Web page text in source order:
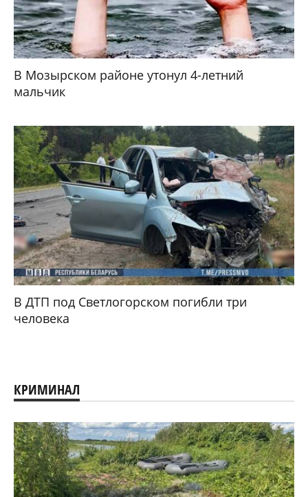
В Мозырском районе утонул 4-летний
мальчик
В ДТП под Светлогорском погибли три
человека
КРИМИНАЛ